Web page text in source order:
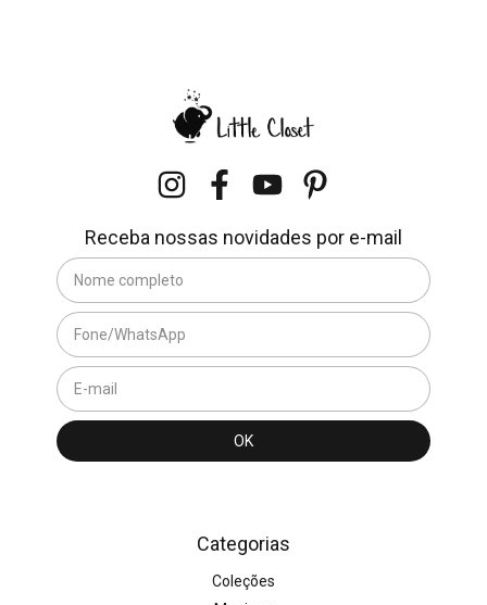
Receba nossas novidades por e-mail
Categorias
Coleções